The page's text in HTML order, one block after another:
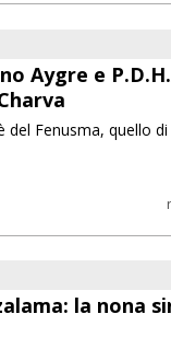
Aygre e
del Fenusma, quello
la nona